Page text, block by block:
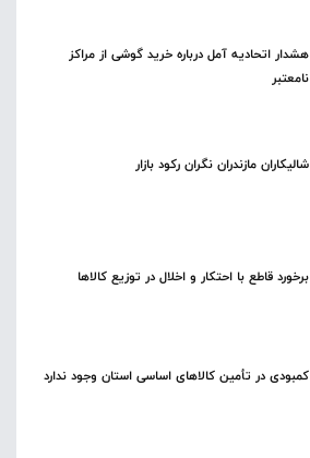
هشدار اتحادیه آمل درباره خرید گوشی از مراکز
نامعتبر
شالیکاران مازندران نگران رکود بازار
برخورد قاطع با احتکار و اخلال در توزیع کالاها
کمبودی در تأمین کالاهای اساسی استان وجود ندارد